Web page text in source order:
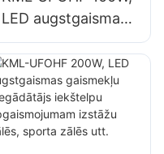
LED augstgaismas
gaismekļu
piegādātājs
rūpniecības
uzņēmumiem,
noliktavām un